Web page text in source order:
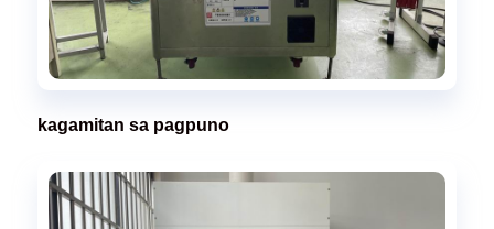
kagamitan sa pagpuno